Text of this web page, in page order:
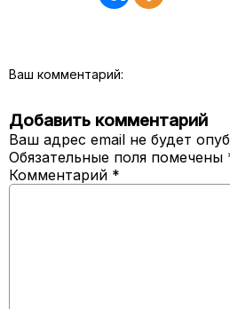
Ваш комментарий:
Добавить комментарий
Ваш адрес email не будет
Обязательные поля помечены
Комментарий *